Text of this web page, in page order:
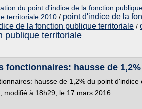
du point d'indice de la fonction
territoriale 2010 / point d'indice de la
de la fonction publique territoriale /
publique territoriale
fonctionnaires: hausse de
hausse de 1,2% du point
modifié à 18h29, le 17 mars 2016